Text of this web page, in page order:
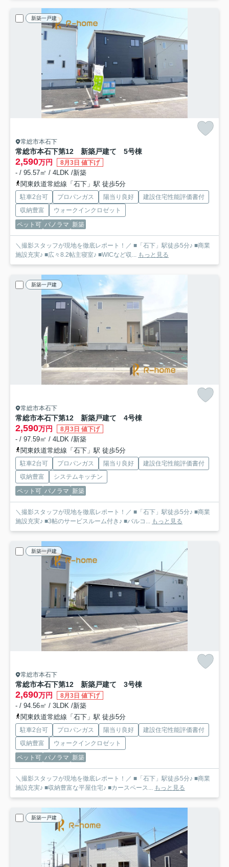
新築一戸建
常総市本石下
常総市本石下第12 新築戸建て 5号棟
2,590万円 8月3日 値下げ
- / 95.57㎡ / 4LDK /新築
関東鉄道常総線「石下」駅 徒歩5分
駐車2台可 プロパンガス 陽当り良好
建設住宅性能評価書付
収納豊富
ウォークインクロゼット
ペット可 パノラマ 新築
＼撮影スタッフが現地を徹底レポート！／ ■「石下」駅徒歩5分♪ ■商業
施設充実♪ ■広々8.2帖主寝室♪ ■WICなど収... もっと見る
新築一戸建
常総市本石下
常総市本石下第12 新築戸建て 4号棟
2,590万円 8月3日 値下げ
- / 97.59㎡ / 4LDK /新築
関東鉄道常総線「石下」駅 徒歩5分
駐車2台可 プロパンガス 陽当り良好
建設住宅性能評価書付
収納豊富
システムキッチン
ペット可 パノラマ 新築
＼撮影スタッフが現地を徹底レポート！／ ■「石下」駅徒歩5分♪ ■商業
施設充実♪ ■3帖のサービスルーム付き♪ ■バルコ... もっと見る
新築一戸建
常総市本石下
常総市本石下第12 新築戸建て 3号棟
2,690万円 8月3日 値下げ
- / 94.56㎡ / 3LDK /新築
関東鉄道常総線「石下」駅 徒歩5分
駐車2台可 プロパンガス 陽当り良好
建設住宅性能評価書付
収納豊富
ウォークインクロゼット
ペット可 パノラマ 新築
＼撮影スタッフが現地を徹底レポート！／ ■「石下」駅徒歩5分♪ ■商業
施設充実♪ ■収納豊富な平屋住宅♪ ■カースペース... もっと見る
新築一戸建